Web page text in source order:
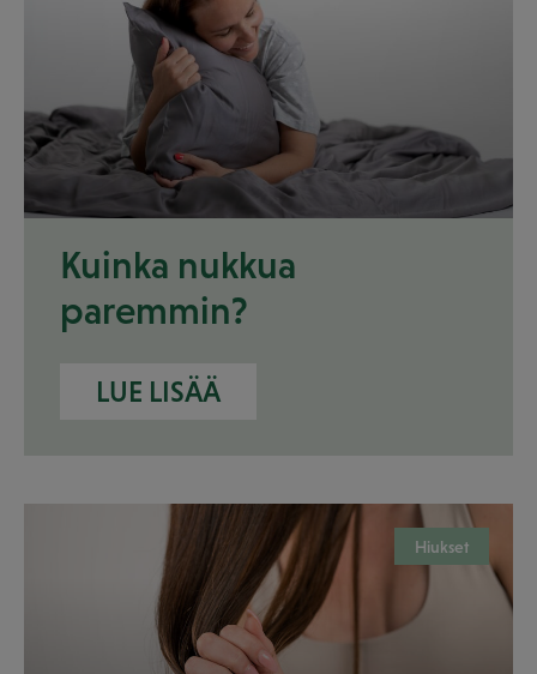
Kuinka nukkua
paremmin?
LUE LISÄÄ
Hiukset